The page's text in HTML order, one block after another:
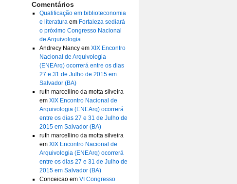
Comentários
Qualificação em biblioteconomia
e literaturaem Fortaleza sediará
o próximo Congresso Nacional
de Arquivologia
Andrecy Nancyem XIX Encontro
Nacional de Arquivologia
(ENEArq) ocorrerá entre os dias
27 e 31 de Julho de 2015 em
Salvador (BA)
ruth marcellino da motta silveira
em XIX Encontro Nacional de
Arquivologia (ENEArq) ocorrerá
entre os dias 27 e 31 de Julho de
2015 em Salvador (BA)
ruth marcellino da motta silveira
em XIX Encontro Nacional de
Arquivologia (ENEArq) ocorrerá
entre os dias 27 e 31 de Julho de
2015 em Salvador (BA)
Conceicaoem VI Congresso